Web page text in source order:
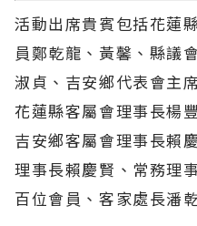
活動出席貴賓包括花蓮
員鄭乾龍、黃馨、縣議
淑貞、吉安鄉代表會主
花蓮縣客屬會理事長楊
吉安鄉客屬會理事長賴
理事長賴慶賢、常務理
百位會員、客家處長潘